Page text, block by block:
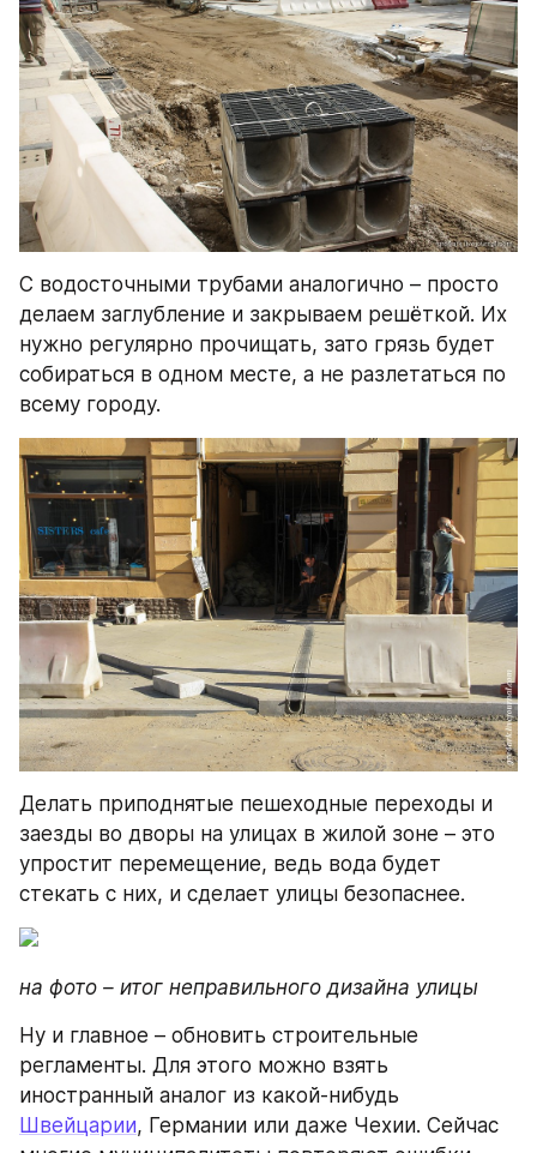
С водосточными трубами аналогично – просто
делаем заглубление и закрываем решёткой. Их
нужно регулярно прочищать, зато грязь будет
собираться в одном месте, а не разлетаться по
всему городу.
Делать приподнятые пешеходные переходы и
заезды во дворы на улицах в жилой зоне – это
упростит перемещение, ведь вода будет
стекать с них, и сделает улицы безопаснее.
на фото – итог неправильного дизайна улицы
Ну и главное – обновить строительные
регламенты. Для этого можно взять
Швейцарии, Германии или даже Чехии. Сейчас